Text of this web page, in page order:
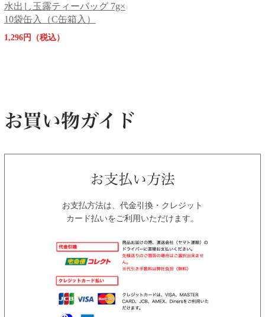
水出し玉露ティーバッグ 7g×
10袋缶入（C缶箱入）
1,296円（税込）
お支払方法は、代金引換・クレジット
カード払いをご利用いただけます。